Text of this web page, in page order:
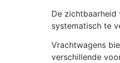
De
systematisch te
Vrachtwagens
verschillende